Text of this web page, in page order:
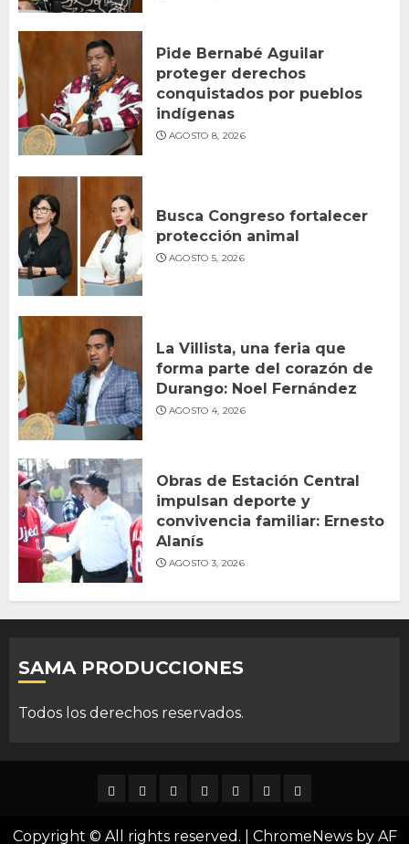
Pide Bernabé Aguilar
proteger derechos
conquistados por pueblos
indígenas
AGOSTO 8, 2026
Busca Congreso fortalecer
protección animal
AGOSTO 5, 2026
La Villista, una feria que
forma parte del corazón de
Durango: Noel Fernández
AGOSTO 4, 2026
Obras de Estación Central
impulsan deporte y
convivencia familiar: Ernesto
Alanís
AGOSTO 3, 2026
SAMA PRODUCCIONES
Todos los derechos reservados.
DURANGO
NACIONAL
INTERNACIONAL
DEPORTES
ENTRETENIMIENTO
CIENCIAOPINION
Copyright © All rights reserved. ChromeNewsby AF